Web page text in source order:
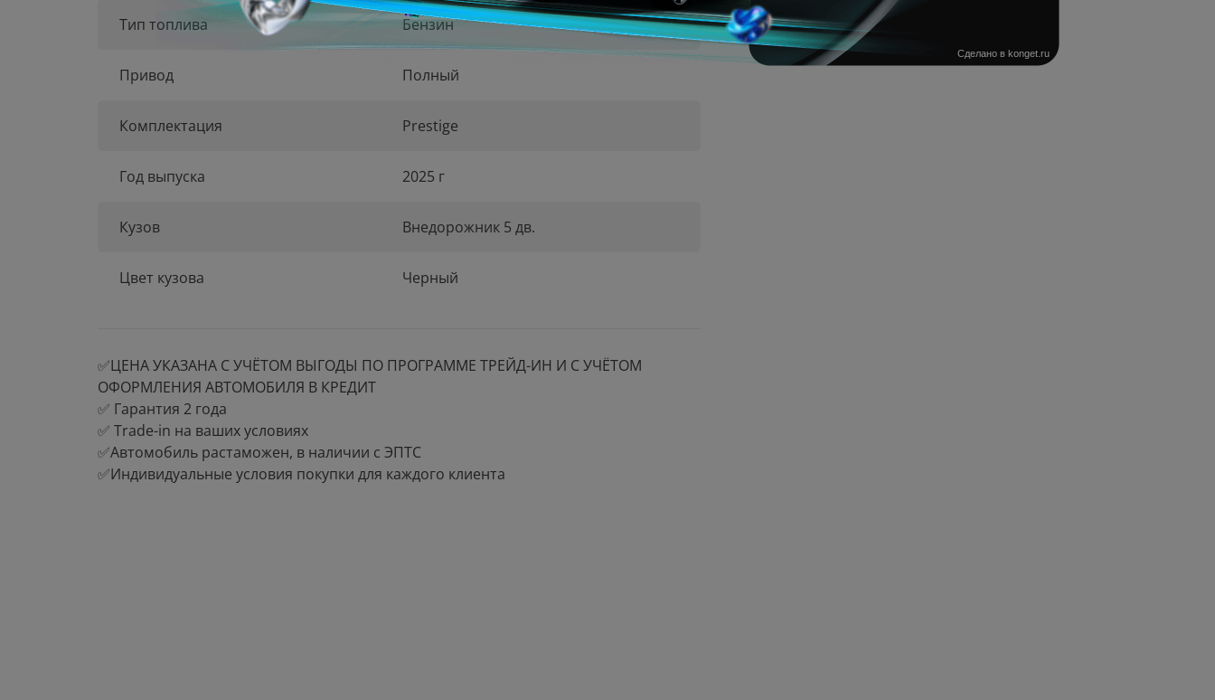
Тип топлива Бензин
Привод Полный
Комплектация Prestige
Год выпуска 2025 г
Кузов Внедорожник 5 дв.
Цвет кузова Черный
✅ЦЕНА УКАЗАНА С УЧЁТОМ ВЫГОДЫ ПО ПРОГРАММЕ ТРЕЙД-ИН И С УЧЁТОМ
ОФОРМЛЕНИЯ АВТОМОБИЛЯ В КРЕДИТ
✅ Гарантия 2 года
✅ Trade-in на ваших условиях
✅Автомобиль растаможен, в наличии с ЭПТС
✅Индивидуальные условия покупки для каждого клиента